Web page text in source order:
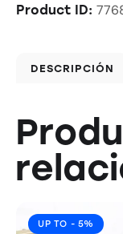
Product ID:
DESCRIPCIÓN
UP TO - 5%